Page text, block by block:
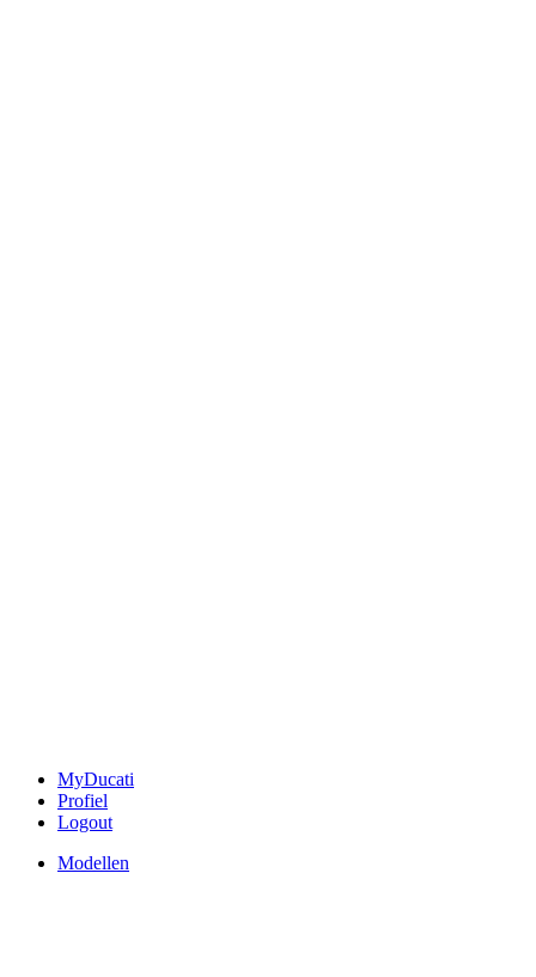
MyDucati
Profiel
Logout
Modellen